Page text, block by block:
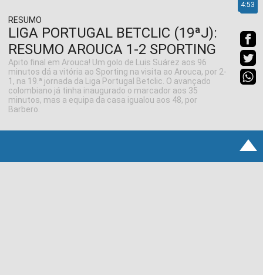
4:53
RESUMO
LIGA PORTUGAL BETCLIC (19ªJ):
RESUMO AROUCA 1-2 SPORTING
Apito final em Arouca! Um golo de Luis Suárez aos 96
minutos dá a vitória ao Sporting na visita ao Arouca, por 2-
1, na 19.ª jornada da Liga Portugal Betclic. O avançado
colombiano já tinha inaugurado o marcador aos 35
minutos, mas a equipa da casa igualou aos 48, por
Barbero.